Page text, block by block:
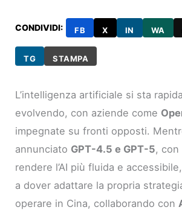
CONDIVIDI: FB X IN WA
TG STAMPA
L’intelligenza artificiale si sta
evolvendo, con aziende come
impegnate su fronti opposti.
annunciato GPT-4.5 e GPT-5, con
rendere l’AI più fluida e
a dover adattare la propria
operare in Cina, collaborando con